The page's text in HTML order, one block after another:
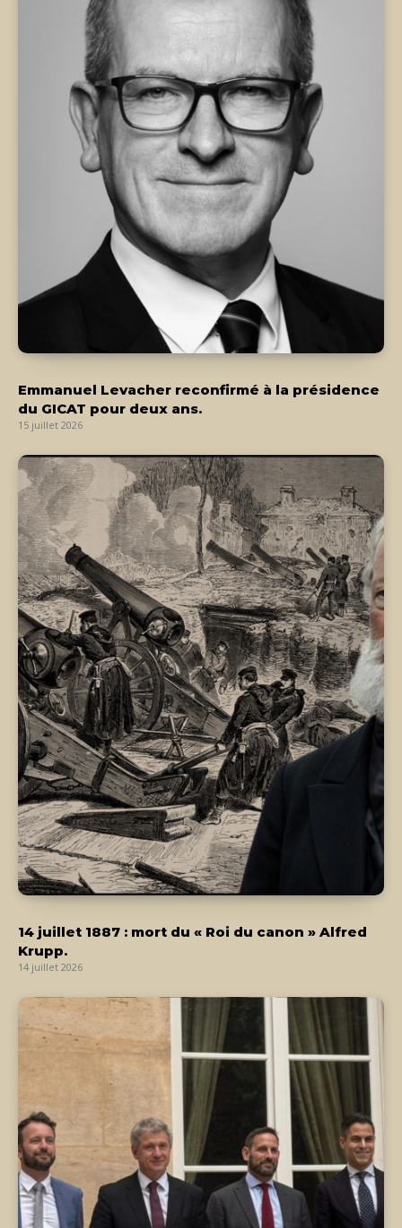
Emmanuel Levacher reconfirmé à la présidence
du GICAT pour deux ans.
15 juillet 2026
14 juillet 1887 : mort du « Roi du canon » Alfred
Krupp.
14 juillet 2026